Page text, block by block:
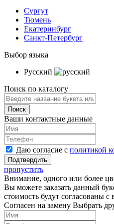
Сургут
Тюмень
Екатеринбург
Санкт-Петербург
Выбор языка
Русский
Поиск по каталогу
Ваши контактные данные
Даю согласие с политикой
пропустить
Внимание, одного или более
Вы можете заказать данный
стоимость будут согласованы
Согласен на замену Выбрать